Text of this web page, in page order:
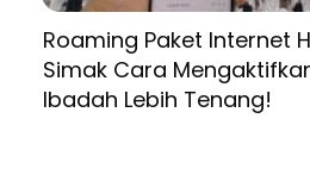
Roaming Paket Internet
Simak Cara
Ibadah Lebih Tenang!